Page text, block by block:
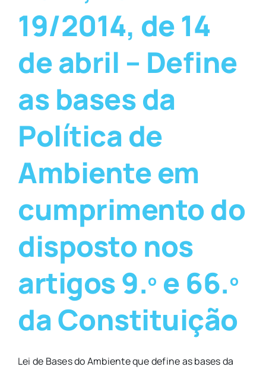
19/2014, de 14
de abril – Define
as bases da
Política de
Ambiente em
cumprimento do
disposto nos
artigos 9.º e 66.º
da Constituição
Lei de Bases do Ambiente que define as bases da